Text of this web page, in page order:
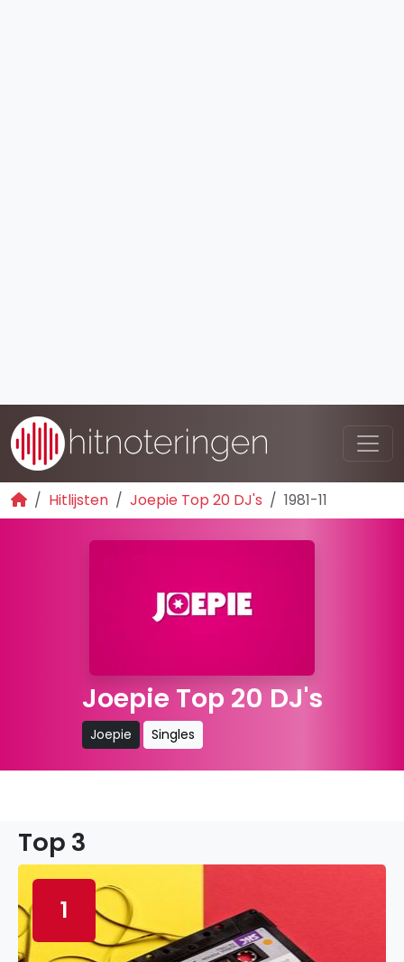
Hitlijsten Joepie Top 20 DJ's 1981-11
Joepie Top 20 DJ's
Joepie Singles
Top 3
1